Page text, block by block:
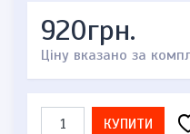
920грн.
Ціну вказано за
КУПИТИ